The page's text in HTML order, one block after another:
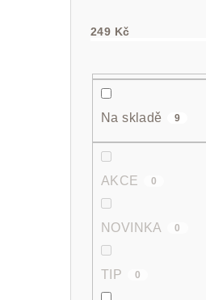
249 Kč
Na skladě 9
AKCE 0
NOVINKA 0
TIP 0